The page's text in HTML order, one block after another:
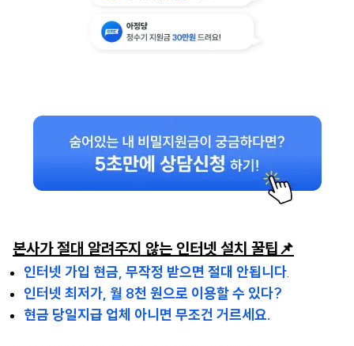
본사가 절대 알려주지 않는 인터넷 설치 꿀팁📌
인터넷 가입 현금, 무작정 받으면 절대 안됩니다.
인터넷 최저가, 월 8천 원으로 이용할 수 있다?
현금 당일지급 업체 아니면 무조건 거르세요.